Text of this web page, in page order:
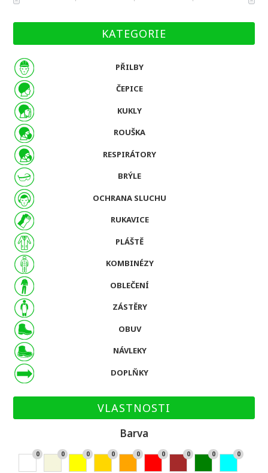
KATEGORIE
PŘILBY
ČEPICE
KUKLY
ROUŠKA
RESPIRÁTORY
BRÝLE
OCHRANA SLUCHU
RUKAVICE
PLÁŠTĚ
KOMBINÉZY
OBLEČENÍ
ZÁSTĚRY
OBUV
NÁVLEKY
DOPLŇKY
VLASTNOSTI
Barva
0 0 0 0 0 0 0 0 0